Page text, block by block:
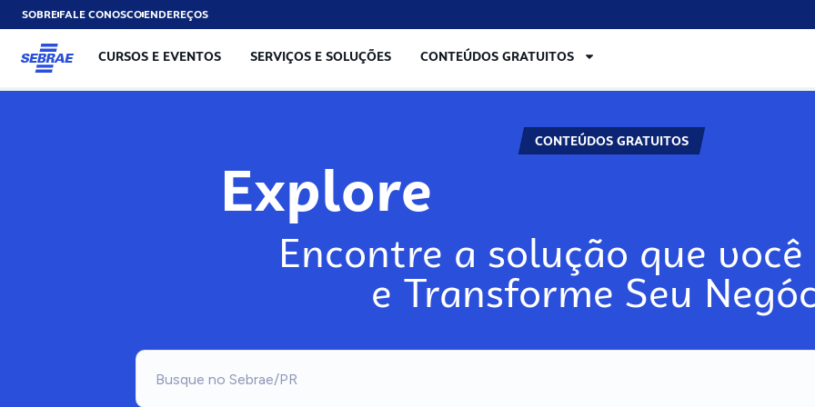
SOBREFALE CONOSCOENDEREÇOS
CURSOS E EVENTOS SERVIÇOS E SOLUÇÕES CONTEÚDOS GRATUITOS
CONTEÚDOS GRATUITOS
Explore
Encontre a solução que você
e Transforme Seu